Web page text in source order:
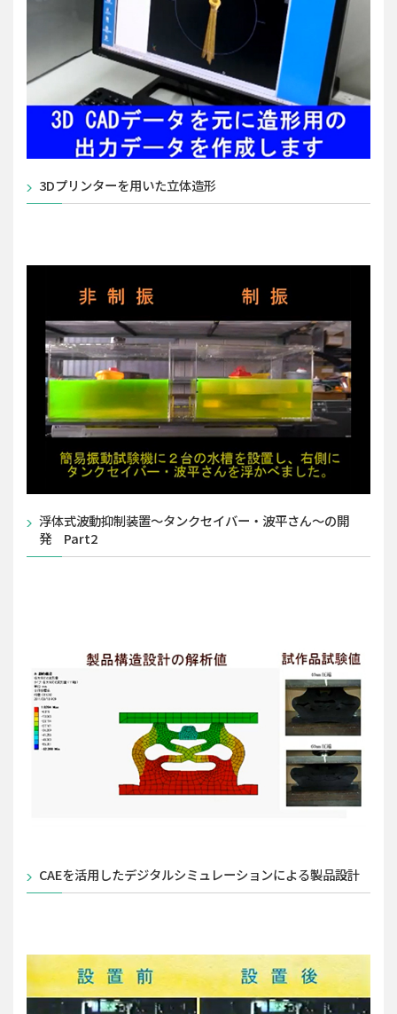
3Dプリンターを用いた立体造形
浮体式波動抑制装置～タンクセイバー・波平さん～の開
発 Part2
CAEを活用したデジタルシミュレーションによる製品設計